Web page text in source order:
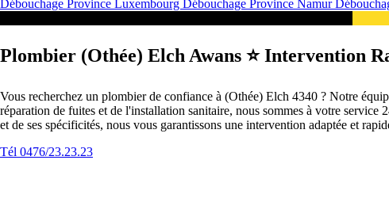
Débouchage Province Luxembourg Débouchage Province Namur
Plombier (Othée) Elch Awans ⭐️ Intervention
Vous recherchez un plombier de confiance à (Othée) Elch 4340 ? Notre
réparation de fuites et de l'installation sanitaire, nous sommes à votre
et de ses spécificités, nous vous garantissons une intervention adaptée et
Tél 0476/23.23.23